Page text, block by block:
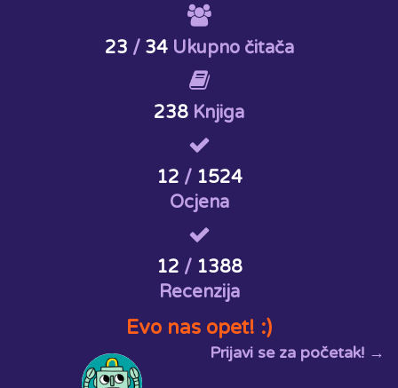
23 / 34Ukupno čitača
238 Knjiga
12 / 1524
Ocjena
12 / 1388
Recenzija
Evo nas opet! :)
Prijavi se za početak! →